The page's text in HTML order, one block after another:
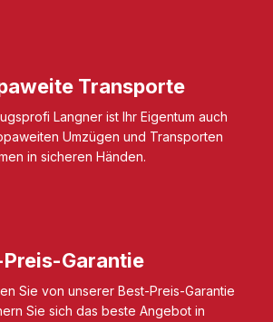
Transporte
Langner ist Ihr Eigentum auch
Umzügen und Transporten
in sicheren Händen.
Garantie
Sie von unserer Best-Preis-Garantie
Sie sich das beste Angebot in